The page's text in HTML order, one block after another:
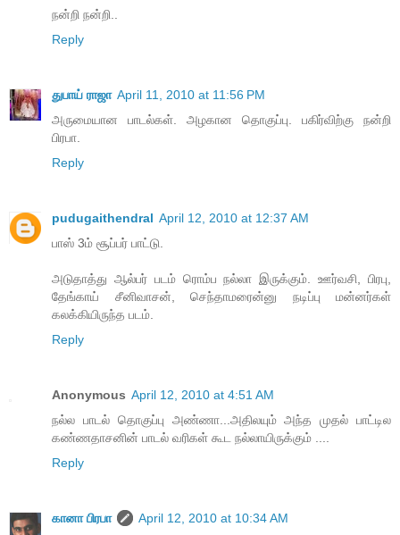
நன்றி நன்றி..
Reply
துபாய் ராஜா April 11, 2010 at 11:56 PM
அருமையான பாடல்கள். அழகான தொகுப்பு. பகிர்விற்கு நன்றி
பிரபா.
Reply
pudugaithendral April 12, 2010 at 12:37 AM
பாஸ் 3ம் சூப்பர் பாட்டு.
அடுதாத்து ஆல்பர் படம் ரொம்ப நல்லா இருக்கும். ஊர்வசி, பிரபு,
தேங்காய் சீனிவாசன், செந்தாமரைன்னு நடிப்பு மன்னர்கள்
கலக்கியிருந்த படம்.
Reply
Anonymous April 12, 2010 at 4:51 AM
நல்ல பாடல் தொகுப்பு அண்ணா...அதிலயும் அந்த முதல் பாட்டில
கண்ணதாசனின் பாடல் வரிகள் கூட நல்லாயிருக்கும் ....
Reply
கானா பிரபா
April 12, 2010 at 10:34 AM